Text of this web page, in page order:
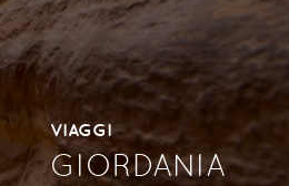
VIAGGI
GIORDANIA